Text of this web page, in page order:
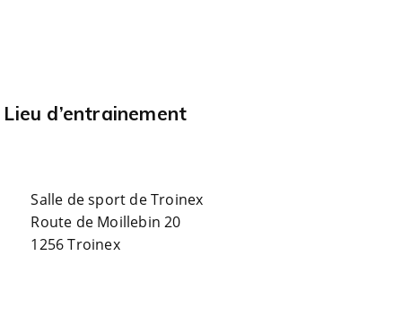
Lieu d’entrainement
Salle de sport de Troinex
Route de Moillebin 20
1256 Troinex